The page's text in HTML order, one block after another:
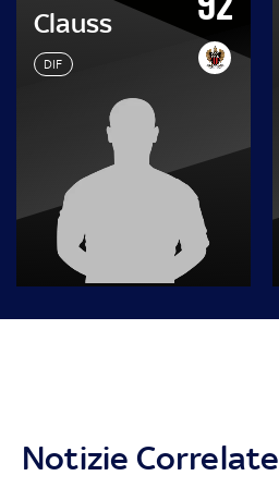
Clauss
DIF
Notizie Correlate